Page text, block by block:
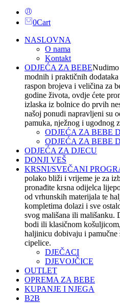
0Cart
NASLOVNA
O nama
Kontakt
ODJEĆA ZA BEBENudimo
modnih i praktičnih
raspon brojeva i veličina za
godine života, ovdje ćete
izlaska iz bolnice do prvih
našoj ponudi napravljeni su
pamuka, nježnog i ugodnog
ODJEĆA ZA BEBE
ODJEĆA ZA BEBE
ODJEĆA ZA DJECU
DONJI VEŠ
KRSNI/SVEČANI
polako bliži i vrijeme je za
pronađite krsna odijelca
od vrhunskih materijala te
kompletima dolazi i sve
svog mališana ili mališanku.
bodi ili klasičnom
haljinicu dobivaju i
cipelice.
DJEČACI
DJEVOJČICE
OUTLET
OPREMA ZA BEBE
KUPANJE I NJEGA
B2B